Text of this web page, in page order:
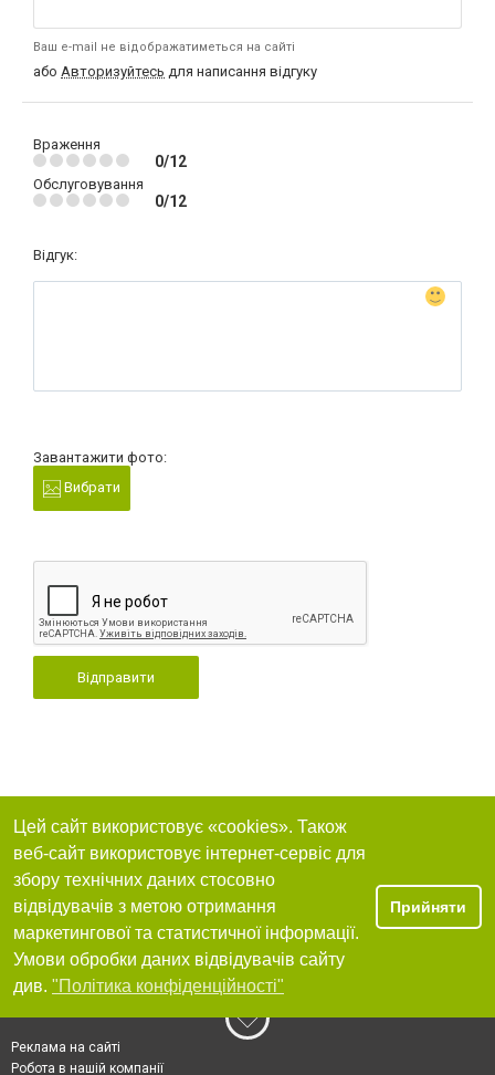
Ваш e-mail не відображатиметься на сайті
або Авторизуйтесь для написання відгуку
Враження
0/12
Обслуговування
0/12
Відгук:
Завантажити фото:
Вибрати
Відправити
Цей сайт використовує «cookies». Також
веб-сайт використовує інтернет-сервіс для
збору технічних даних стосовно
відвідувачів з метою отримання
маркетингової та статистичної інформації.
Умови обробки даних відвідувачів сайту
див. "Політика конфіденційності"
Прийняти
Реклама на сайті
Робота в нашій компанії